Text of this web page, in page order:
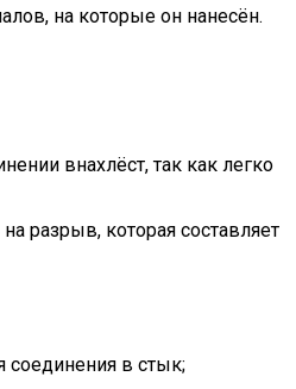
на которые он нанесён.
внахлёст, так как легко
разрыв, которая составляет
соединения в стык;